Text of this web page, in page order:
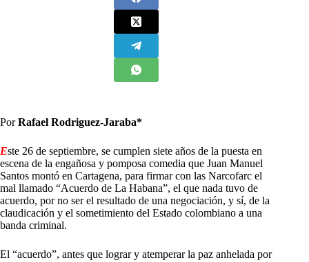
PorRafael Rodriguez-Jaraba*
Este 26 de septiembre, se cumplen siete años de la puesta en
escena de la engañosa y pomposa comedia que Juan Manuel
Santos montó en Cartagena, para firmar con las Narcofarc el
mal llamado “Acuerdo de La Habana”, el que nada tuvo de
acuerdo, por no ser el resultado de una negociación, y sí, de la
claudicación y el sometimiento del Estado colombiano a una
banda criminal.
El “acuerdo”, antes que lograr y atemperar la paz anhelada por